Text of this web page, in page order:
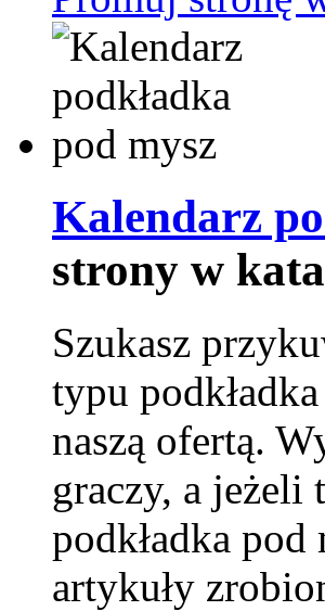
Kalendarz
strony w
Szukasz
typu
naszą ofertą.
graczy, a jeżeli
podkładka pod
artykuły